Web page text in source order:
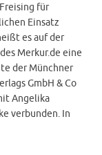
für
Einsatz
es auf der
Merkur.de eine
der Münchner
GmbH & Co
Angelika
verbunden. In